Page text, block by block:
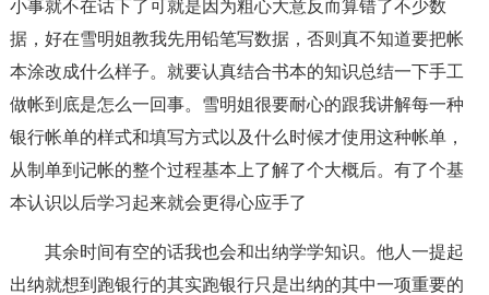
小事就不在话下了可就是因为粗心大意反而算错了不少数
据，好在雪明姐教我先用铅笔写数据，否则真不知道要把帐
本涂改成什么样子。就要认真结合书本的知识总结一下手工
做帐到底是怎么一回事。雪明姐很要耐心的跟我讲解每一种
银行帐单的样式和填写方式以及什么时候才使用这种帐单，
从制单到记帐的整个过程基本上了解了个大概后。有了个基
本认识以后学习起来就会更得心应手了
其余时间有空的话我也会和出纳学学知识。他人一提起
出纳就想到跑银行的其实跑银行只是出纳的其中一项重要的